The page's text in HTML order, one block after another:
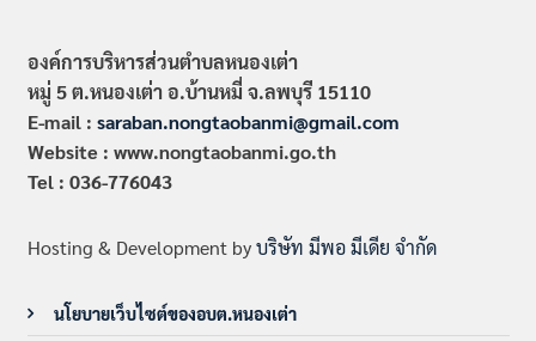
องค์การบริหารส่วนตำบลหนองเต่า
หมู่ 5 ต.หนองเต่า อ.บ้านหมี่ จ.ลพบุรี 15110
E-mail : saraban.nongtaobanmi@gmail.com
Website : www.nongtaobanmi.go.th
Tel : 036-776043
Hosting & Development byบริษัท มีพอ มีเดีย จำกัด
นโยบายเว็บไซต์ของอบต.หนองเต่า